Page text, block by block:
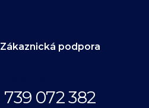
Zákaznická podpora
739 072 382